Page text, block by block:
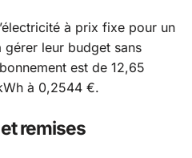
à prix fixe pour un
gérer leur budget sans
est de 12,65
à 0,2544 €.
remises